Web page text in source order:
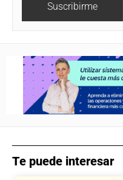
Suscribirme
Te puede interesar